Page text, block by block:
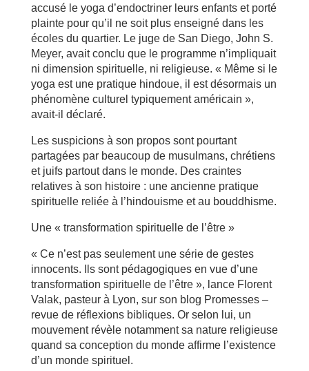
accusé le yoga d’endoctriner leurs enfants et porté
plainte pour qu’il ne soit plus enseigné dans les
écoles du quartier. Le juge de San Diego, John S.
Meyer, avait conclu que le programme n’impliquait
ni dimension spirituelle, ni religieuse. « Même si le
yoga est une pratique hindoue, il est désormais un
phénomène culturel typiquement américain »,
avait-il déclaré.
Les suspicions à son propos sont pourtant
partagées par beaucoup de musulmans, chrétiens
et juifs partout dans le monde. Des craintes
relatives à son histoire : une ancienne pratique
spirituelle reliée à l’hindouisme et au bouddhisme.
Une « transformation spirituelle de l’être »
« Ce n’est pas seulement une série de gestes
innocents. Ils sont pédagogiques en vue d’une
transformation spirituelle de l’être », lance Florent
Valak, pasteur à Lyon, sur son blog Promesses –
revue de réflexions bibliques. Or selon lui, un
mouvement révèle notamment sa nature religieuse
quand sa conception du monde affirme l’existence
d’un monde spirituel.